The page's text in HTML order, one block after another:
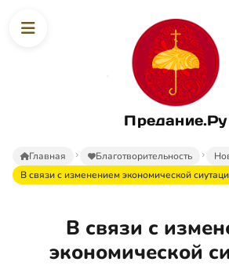
Предание.Ру
Главная Благотворительность
В связи с изменением экономической
В связи с
экономической